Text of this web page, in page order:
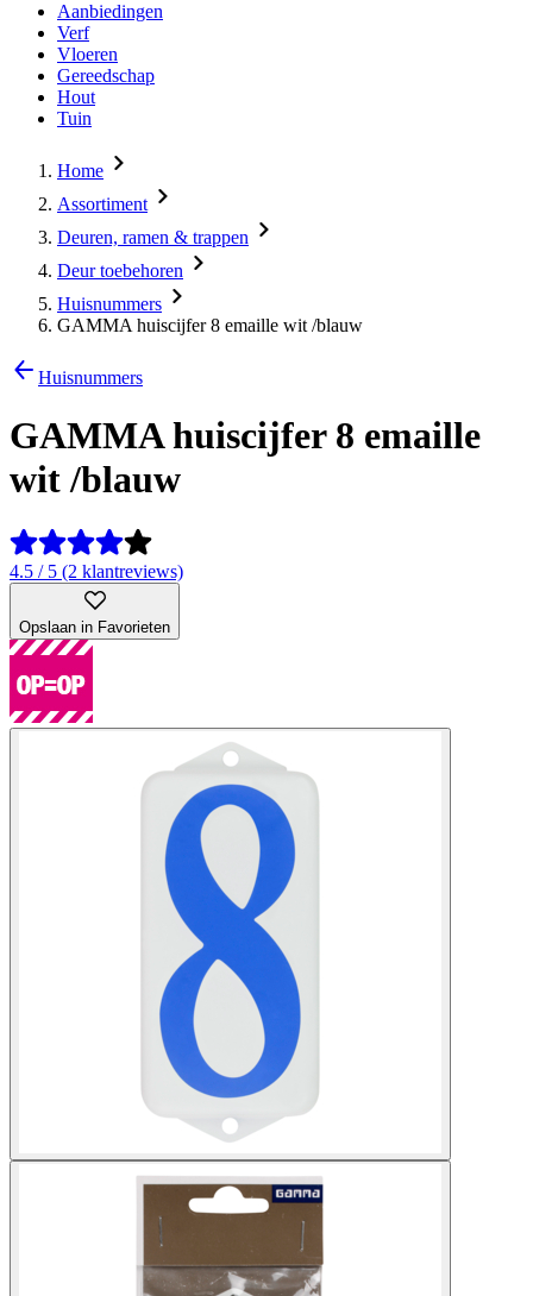
Aanbiedingen
Verf
Vloeren
Gereedschap
Hout
Tuin
Home
Assortiment
Deuren, ramen & trappen
Deur toebehoren
Huisnummers
GAMMA huiscijfer 8 emaille wit /blauw
Huisnummers
GAMMA huiscijfer 8 emaille
wit /blauw
4.5 / 5 (2 klantreviews)
Opslaan in Favorieten